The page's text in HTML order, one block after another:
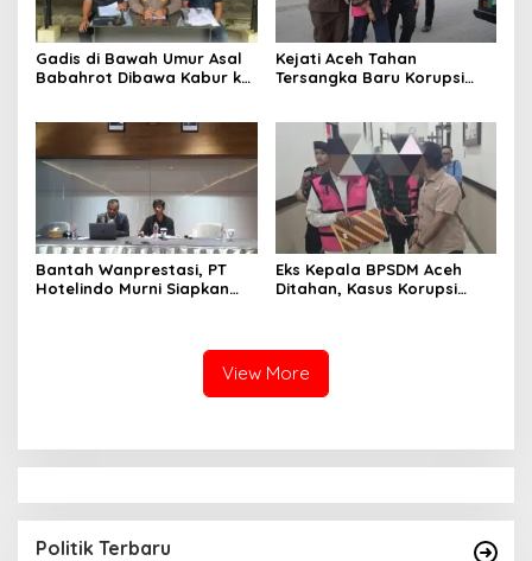
Gadis di Bawah Umur Asal
Babahrot Dibawa Kabur ke
bulan
Kejati Aceh Tahan
Tersangka Baru Korupsi
Bantah Wanprestasi, PT
Hotelindo Murni Siapkan
Eks Kepala BPSDM Aceh
Ditahan, Kasus Korupsi
View More
Politik Terbaru